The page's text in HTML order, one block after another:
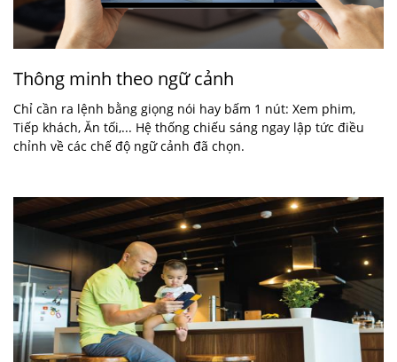
Thông minh theo ngữ cảnh
Chỉ cần ra lệnh bằng giọng nói hay bấm 1 nút: Xem phim,
Tiếp khách, Ăn tối,... Hệ thống chiếu sáng ngay lập tức điều
chỉnh về các chế độ ngữ cảnh đã chọn.